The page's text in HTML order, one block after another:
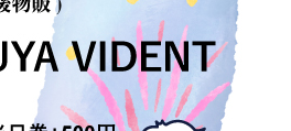
LOGIN JOIN